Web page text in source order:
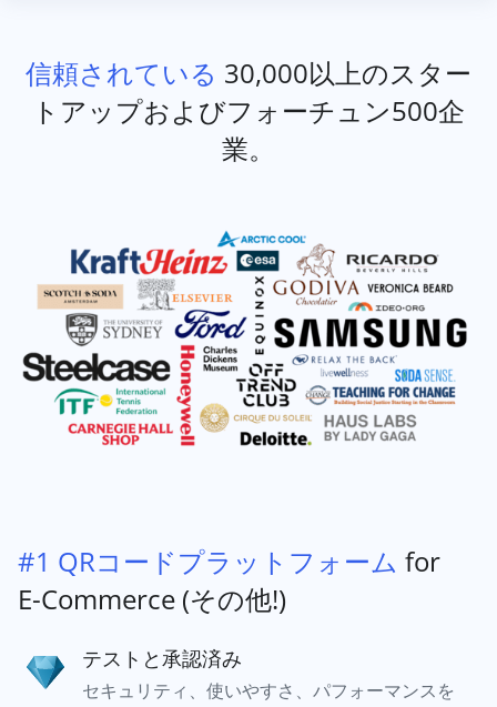
信頼されている 30,000以上のスター
トアップおよびフォーチュン500企
業。
#1 QRコードプラットフォーム for
E-Commerce (その他!)
テストと承認済み
セキュリティ、使いやすさ、パフォーマンスを